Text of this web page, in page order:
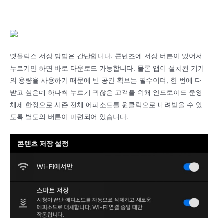
넷플릭스 저장 방법은 간단합니다. 콘텐츠에 저장 버튼이 있어서
누르기만 하면 바로 다운로드 가능합니다. 물론 앱이 설치된 기기
의 용량을 사용하기 때문에 빈 공간 확보는 필수이며, 한 번에 다
받고 싶은데 하나씩 누르기 귀찮은 고객을 위해 안드로이드 운영
체제 한정으로 시즌 전체 에피소드를 원클릭으로 내려받을 수 있
도록 별도의 버튼이 마련되어 있습니다.